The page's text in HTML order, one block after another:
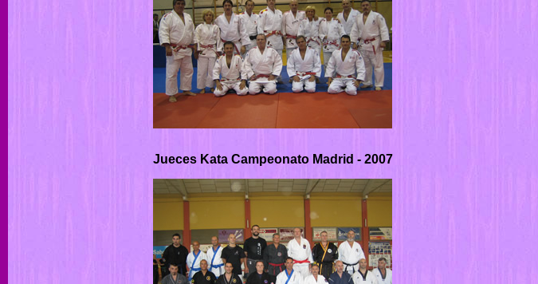
Jueces Kata Campeonato Madrid - 2007